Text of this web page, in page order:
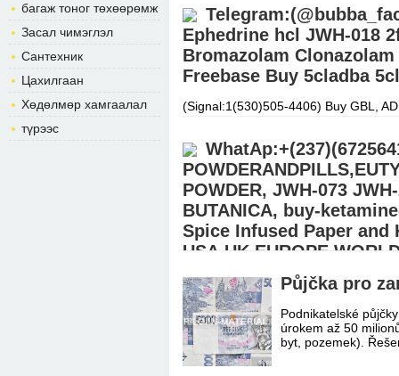
багаж тоног төхөөрөмж
Засал чимэглэл
Сантехник
Цахилгаан
Хөдөлмөр хамгаалал
түрээс
Ephedrine hcl JWH-018
Bromazolam
Freebase Buy 5cladba
(Signal:1(530)505-4406) Buy GBL,
POWDER, JWH-073
BUTANICA, buy-
Spice Infused Paper and
BUY
Signal:+(34)607218704) We ship
warehouse..Signal:+(34)607218704)
Půjčka pro
Podnikatelské
úrokem až 50
byt, pozemek).